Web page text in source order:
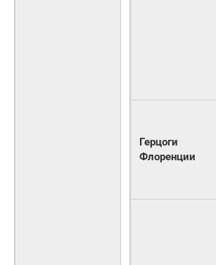
Герцоги
Флоренции